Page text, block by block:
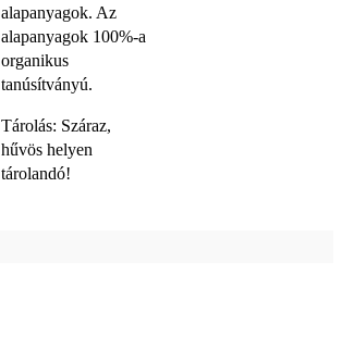
alapanyagok. Az
alapanyagok 100%-a
organikus
tanúsítványú.
Tárolás: Száraz,
hűvös helyen
tárolandó!